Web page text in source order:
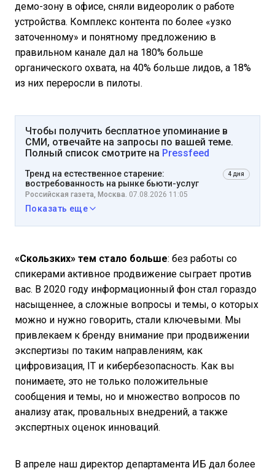
демо-зону в офисе, сняли видеоролик о работе
устройства. Комплекс контента по более «узко
заточенному» и понятному предложению в
правильном канале дал на 180% больше
органического охвата, на 40% больше лидов, а 18%
из них переросли в пилоты.
Чтобы получить бесплатное упоминание в
СМИ, отвечайте на запросы по вашей теме.
Полный список смотрите на Pressfeed
Тренд на естественное старение:
востребованность на рынке бьюти-услуг
4 дня
Российская газета, Москва. 07.08.2026 11:05
Показать еще
«Скользких» тем стало больше: без работы со
спикерами активное продвижение сыграет против
вас. В 2020 году информационный фон стал гораздо
насыщеннее, а сложные вопросы и темы, о которых
можно и нужно говорить, стали ключевыми. Мы
привлекаем к бренду внимание при продвижении
экспертизы по таким направлениям, как
цифровизация, IT и кибербезопасность. Как вы
понимаете, это не только положительные
сообщения и темы, но и множество вопросов по
анализу атак, провальных внедрений, а также
экспертных оценок инноваций.
В апреле наш директор департамента ИБ дал более